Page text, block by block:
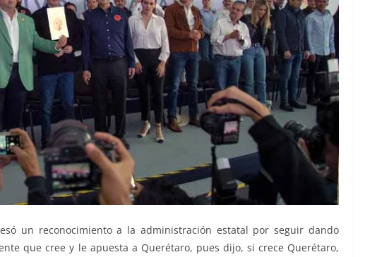
un reconocimiento a la administración estatal por seguir dando
que cree y le apuesta a Querétaro, pues dijo, si crece Querétaro,